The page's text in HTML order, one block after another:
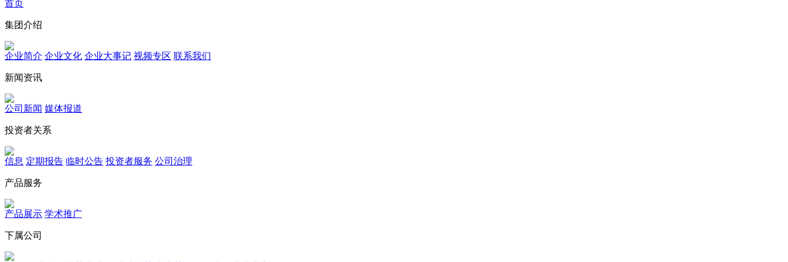
首页
集团介绍
企业简介 企业文化 企业⼤事记 视频专区 联系我们
新闻资讯
公司新闻 媒体报道
投资者关系
信息 定期报告 临时公告 投资者服务 公司治理
产品服务
产品展示 学术推广
下属公司